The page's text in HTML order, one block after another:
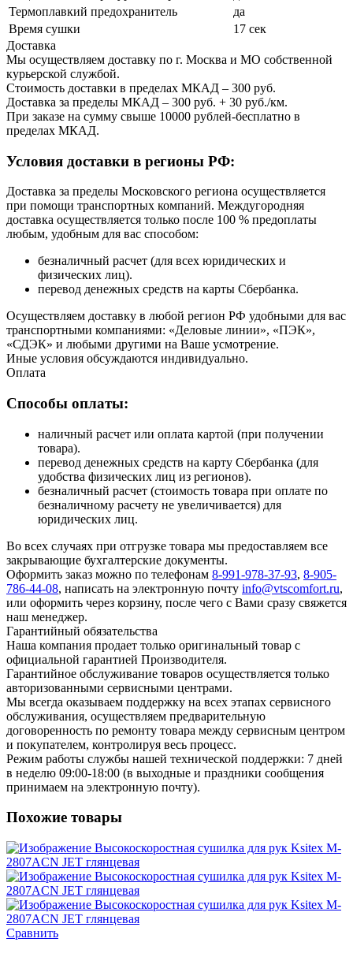
Термоплавкий предохранитель
да
Время сушки
17 сек
Доставка
Мы осуществляем доставку по г. Москва и МО собственной
курьерской службой.
Стоимость доставки в пределах МКАД – 300 руб.
Доставка за пределы МКАД – 300 руб. + 30 руб./км.
При заказе на сумму свыше 10000 рублей-бесплатно в
пределах МКАД.
Условия доставки в регионы РФ:
Доставка за пределы Московского региона осуществляется
при помощи транспортных компаний. Междугородняя
доставка осуществляется только после 100 % предоплаты
любым, удобным для вас способом:
безналичный расчет (для всех юридических и
физических лиц).
перевод денежных средств на карты Сбербанка.
Осуществляем доставку в любой регион РФ удобными для вас
транспортными компаниями: «Деловые линии», «ПЭК»,
«СДЭК» и любыми другими на Ваше усмотрение.
Иные условия обсуждаются индивидуально.
Оплата
Способы оплаты:
наличный расчет или оплата картой (при получении
товара).
перевод денежных средств на карту Сбербанка (для
удобства физических лиц из регионов).
безналичный расчет (стоимость товара при оплате по
безналичному расчету не увеличивается) для
юридических лиц.
Во всех случаях при отгрузке товара мы предоставляем все
закрывающие бухгалтерские документы.
Оформить заказ можно по телефонам 8-991-978-37-93, 8-905-
786-44-08, написать на электронную почту info@vtscomfort.ru,
или оформить через корзину, после чего с Вами сразу свяжется
наш менеджер.
Гарантийный обязательства
Наша компания продает только оригинальный товар с
официальной гарантией Производителя.
Гарантийное обслуживание товаров осуществляется только
авторизованными сервисными центрами.
Мы всегда оказываем поддержку на всех этапах сервисного
обслуживания, осуществляем предварительную
договоренность по ремонту товара между сервисным центром
и покупателем, контролируя весь процесс.
Режим работы службы нашей технической поддержки: 7 дней
в неделю 09:00-18:00 (в выходные и праздники сообщения
принимаем на электронную почту).
Похожие товары
Сравнить